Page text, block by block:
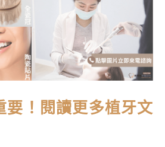
要！閱讀更多植牙文